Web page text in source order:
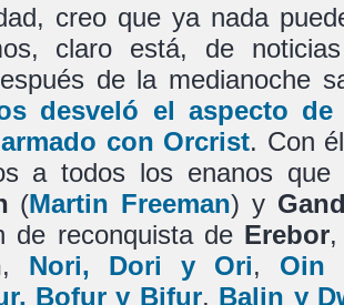
creo que ya nada
claro está, de
de la medianoche
desveló el aspecto
con Orcrist. Con
a todos los enanos
(Martin Freeman) y
de reconquista de Erebor
, Nori, Dori y Ori, Oin
Bofur y Bifur, Balin y